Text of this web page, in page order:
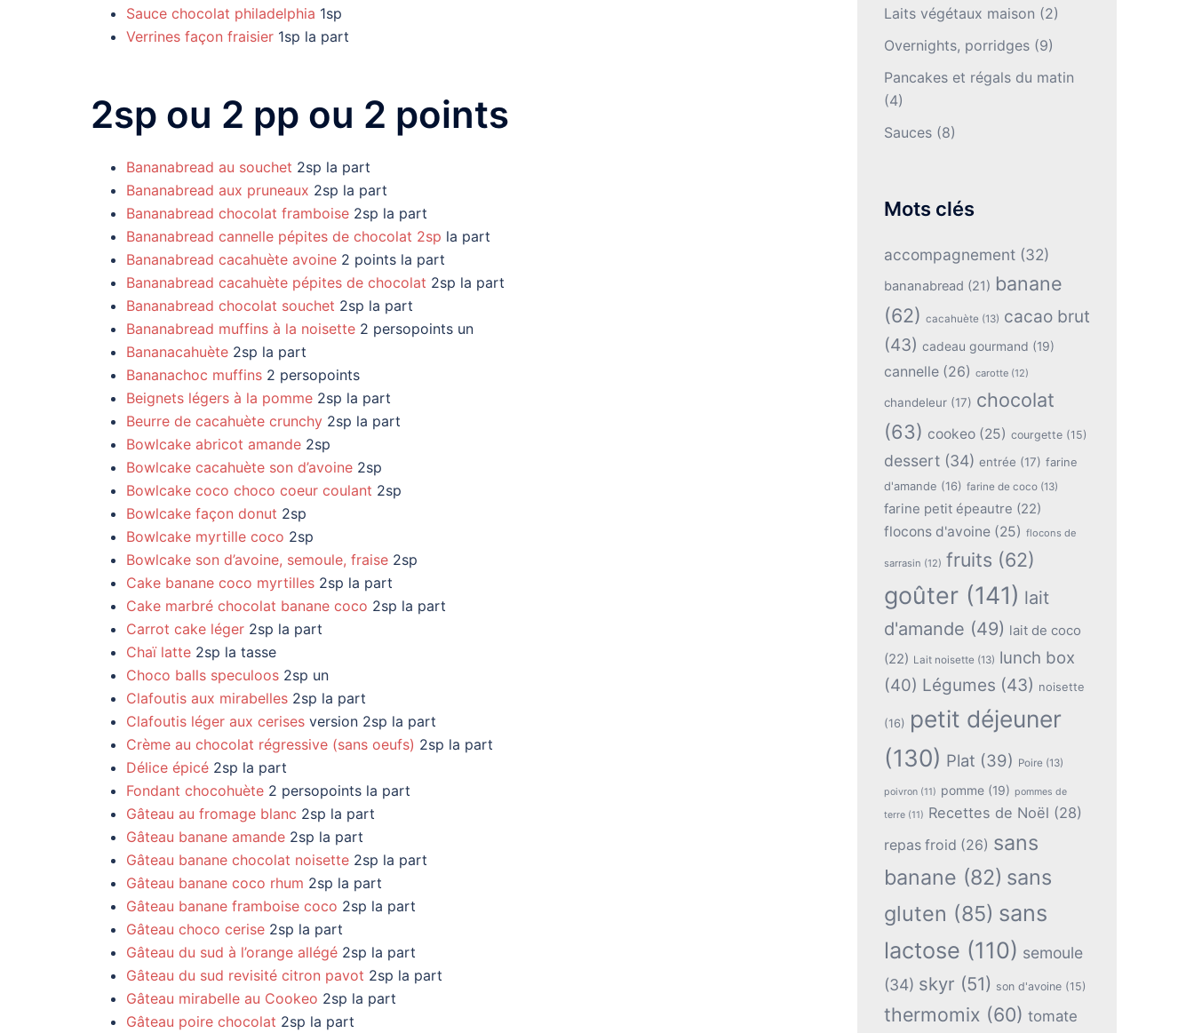
Sauce chocolat philadelphia 1sp
Verrines façon fraisier 1sp la part
2sp ou 2 pp ou 2 points
Bananabread au souchet 2sp la part
Bananabread aux pruneaux 2sp la part
Bananabread chocolat framboise 2sp la part
Bananabread cannelle pépites de chocolat 2sp la part
Bananabread cacahuète avoine 2 points la part
Bananabread cacahuète pépites de chocolat 2sp la part
Bananabread chocolat souchet 2sp la part
Bananabread muffins à la noisette 2 persopoints un
Bananacahuète 2sp la part
Bananachoc muffins 2 persopoints
Beignets légers à la pomme 2sp la part
Beurre de cacahuète crunchy 2sp la part
Bowlcake abricot amande 2sp
Bowlcake cacahuète son d’avoine 2sp
Bowlcake coco choco coeur coulant 2sp
Bowlcake façon donut 2sp
Bowlcake myrtille coco 2sp
Bowlcake son d’avoine, semoule, fraise 2sp
Cake banane coco myrtilles 2sp la part
Cake marbré chocolat banane coco 2sp la part
Carrot cake léger 2sp la part
Chaï latte 2sp la tasse
Choco balls speculoos 2sp un
Clafoutis aux mirabelles 2sp la part
Clafoutis léger aux cerises version 2sp la part
Crème au chocolat régressive (sans oeufs) 2sp la part
Délice épicé 2sp la part
Fondant chocohuète 2 persopoints la part
Gâteau au fromage blanc 2sp la part
Gâteau banane amande 2sp la part
Gâteau banane chocolat noisette 2sp la part
Gâteau banane coco rhum 2sp la part
Gâteau banane framboise coco 2sp la part
Gâteau choco cerise 2sp la part
Gâteau du sud à l’orange allégé 2sp la part
Gâteau du sud revisité citron pavot 2sp la part
Gâteau mirabelle au Cookeo 2sp la part
Gâteau poire chocolat 2sp la part
Laits végétaux maison (2)
Overnights, porridges(9)
Pancakes et régals du matin
(4)
Sauces(8)
Mots clés
accompagnement(32)
bananabread (21) banane
(62) cacahuète (13) cacao brut
(43) cadeau gourmand (19)
cannelle(26) carotte(12)
chandeleur(17) chocolat
(63) cookeo(25) courgette(15)
dessert(34) entrée (17) farine
d'amande (16) farine de coco(13)
farine petit épeautre (22)
flocons d'avoine(25) flocons de
sarrasin (12) fruits (62)
goûter(141) lait
d'amande (49) lait de coco
(22) Lait noisette (13) lunch box
(40) Légumes (43) noisette
(16) petit déjeuner
(130) Plat (39) Poire (13)
poivron(11) pomme(19) pommes de
terre(11) Recettes de Noël (28)
repas froid (26) sans
banane (82) sans
gluten (85) sans
lactose (110) semoule
(34) skyr (51) son d'avoine(15)
thermomix (60) tomate